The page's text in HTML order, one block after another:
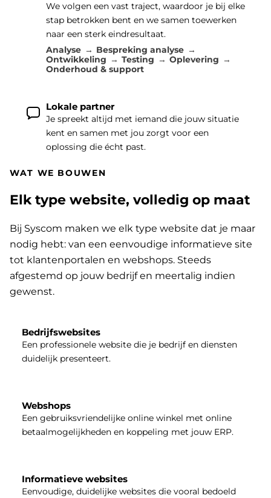
We volgen een vast traject, waardoor je bij elke
stap betrokken bent en we samen toewerken
naar een sterk eindresultaat.
Analyse
Bespreking analyse
Ontwikkeling
Testing
Oplevering
Onderhoud & support
Lokale partner
Je spreekt altijd met iemand die jouw situatie
kent en samen met jou zorgt voor een
oplossing die écht past.
WAT WE BOUWEN
Elk type website, volledig op maat
Bij Syscom maken we elk type website dat je maar
nodig hebt: van een eenvoudige informatieve site
tot klantenportalen en webshops. Steeds
afgestemd op jouw bedrijf en meertalig indien
gewenst.
Bedrijfswebsites
Een professionele website die je bedrijf en diensten
duidelijk presenteert.
Webshops
Een gebruiksvriendelijke online winkel met online
betaalmogelijkheden en koppeling met jouw ERP.
Informatieve websites
Eenvoudige, duidelijke websites die vooral bedoeld